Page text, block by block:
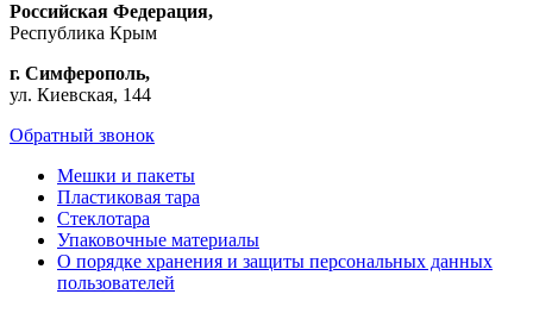
Российская Федерация,
Республика Крым
г. Симферополь,
ул. Киевская, 144
Обратный звонок
Мешки и пакеты
Пластиковая тара
Стеклотара
Упаковочные материалы
О порядке хранения и защиты персональных данных
пользователей